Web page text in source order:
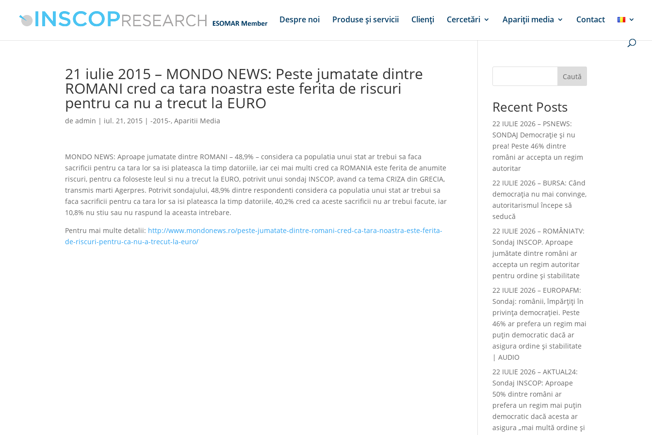
Despre noi Produse și servicii Clienți Cercetări Apariții media Contact
21 iulie 2015 – MONDO NEWS: Peste jumatate dintre
ROMANI cred ca tara noastra este ferita de riscuri
pentru ca nu a trecut la EURO
deadmin | iul. 21, 2015 |-2015-,Aparitii Media
MONDO NEWS: Aproape jumatate dintre ROMANI – 48,9% – considera ca populatia unui stat ar trebui sa faca
sacrificii pentru ca tara lor sa isi plateasca la timp datoriile, iar cei mai multi cred ca ROMANIA este ferita de anumite
riscuri, pentru ca foloseste leul si nu a trecut la EURO, potrivit unui sondaj INSCOP, avand ca tema CRIZA din GRECIA,
transmis marti Agerpres. Potrivit sondajului, 48,9% dintre respondenti considera ca populatia unui stat ar trebui sa
faca sacrificii pentru ca tara lor sa isi plateasca la timp datoriile, 40,2% cred ca aceste sacrificii nu ar trebui facute, iar
10,8% nu stiu sau nu raspund la aceasta intrebare.
Pentru mai multe detalii: http://www.mondonews.ro/peste-jumatate-dintre-romani-cred-ca-tara-noastra-este-ferita-
de-riscuri-pentru-ca-nu-a-trecut-la-euro/
Caută
Recent Posts
22 IULIE 2026 – PSNEWS:
SONDAJ Democrație și nu
prea! Peste 46% dintre
români ar accepta un regim
autoritar
22 IULIE 2026 – BURSA: Când
democraţia nu mai convinge,
autoritarismul începe să
seducă
22 IULIE 2026 – ROMÂNIATV:
Sondaj INSCOP. Aproape
jumătate dintre români ar
accepta un regim autoritar
pentru ordine și stabilitate
22 IULIE 2026 – EUROPAFM:
Sondaj: românii, împărțiți în
privința democrației. Peste
46% ar prefera un regim mai
puțin democratic dacă ar
asigura ordine și stabilitate
| AUDIO
22 IULIE 2026 – AKTUAL24:
Sondaj INSCOP: Aproape
50% dintre români ar
prefera un regim mai puțin
democratic dacă acesta ar
asigura „mai multă ordine și